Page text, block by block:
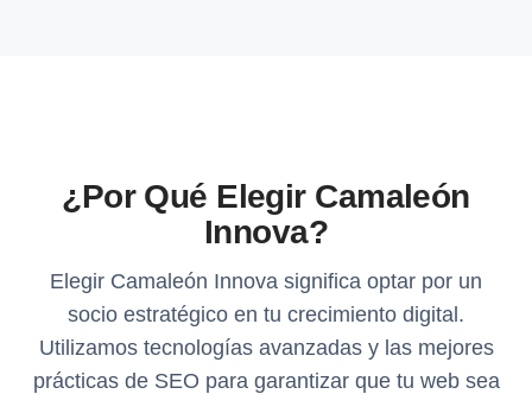
¿Por Qué Elegir Camaleón
Innova?
Elegir Camaleón Innova significa optar por un
socio estratégico en tu crecimiento digital.
Utilizamos tecnologías avanzadas y las mejores
prácticas de SEO para garantizar que tu web sea